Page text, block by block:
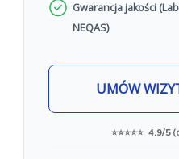
Gwarancja jakości
NEQAS)
UMÓW
⭐⭐⭐⭐⭐ 4.9/5